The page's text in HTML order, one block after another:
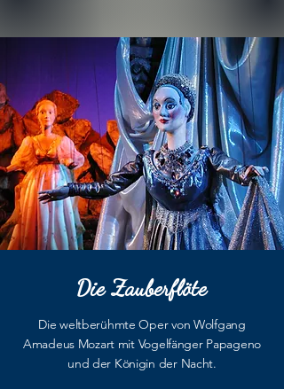
Die Zauberflöte
Die weltberühmte Oper von Wolfgang
Amadeus Mozart mit Vogelfänger Papageno
und der Königin der Nacht.